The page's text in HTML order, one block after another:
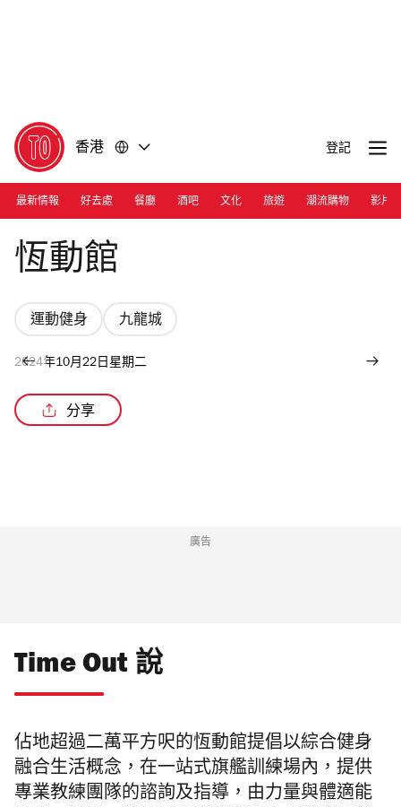
香港 登記
最新情報 好去處 餐廳 酒吧 文化 旅遊 潮流購物 影片
Photograph: Courtesy Asphodel House
恆動館
運動健身 九龍城
2024年10月22日星期二
分享
廣告
Time Out 說
佔地超過二萬平方 呎的恆動館提倡以綜合健身
融合生活概念， 在一站式旗艦訓練場內 ， 提供
專業教練團隊的諮詢及指導，由力量與體適能